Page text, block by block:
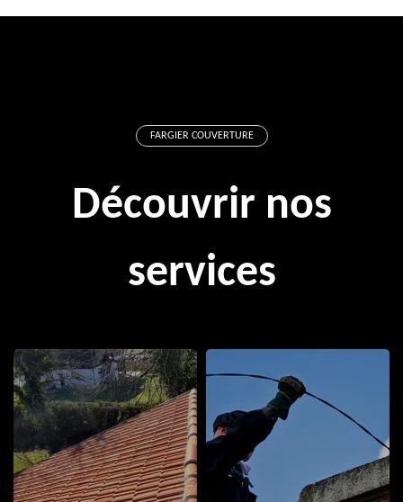
FARGIER COUVERTURE
Découvrir nos
services